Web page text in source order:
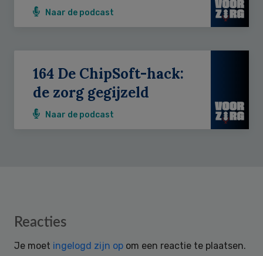
Naar de podcast
164 De ChipSoft-hack:
de zorg gegijzeld
Naar de podcast
Reader
Reacties
Je moet ingelogd zijn op om een reactie te plaatsen.